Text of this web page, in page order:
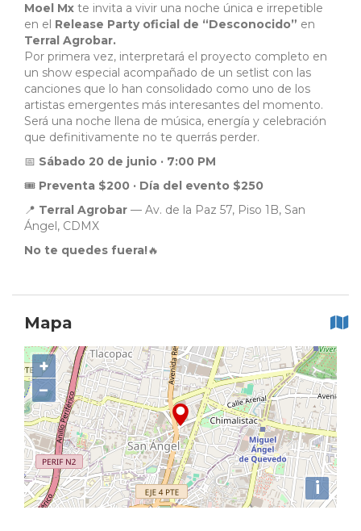
Moel Mx te invita a vivir una noche única e irrepetible
en el Release Party oficial de “Desconocido” en
Terral Agrobar.
Por primera vez, interpretará el proyecto completo en
un show especial acompañado de un setlist con las
canciones que lo han consolidado como uno de los
artistas emergentes más interesantes del momento.
Será una noche llena de música, energía y celebración
que definitivamente no te querrás perder.
📅 Sábado 20 de junio · 7:00 PM
🎟️ Preventa $200 · Día del evento $250
📍 Terral Agrobar — Av. de la Paz 57, Piso 1B, San
Ángel, CDMX
No te quedes fuera!🔥
Mapa
+
−
i